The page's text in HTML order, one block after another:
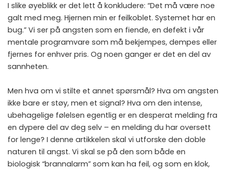
I slike øyeblikk er det lett å konkludere: “Det må være noe
galt med meg. Hjernen min er feilkoblet. Systemet har en
bug.” Vi ser på angsten som en fiende, en defekt i vår
mentale programvare som må bekjempes, dempes eller
fjernes for enhver pris. Og noen ganger er det en del av
sannheten.
Men hva om vi stilte et annet spørsmål? Hva om angsten
ikke bare er støy, men et signal? Hva om den intense,
ubehagelige følelsen egentlig er en desperat melding fra
en dypere del av deg selv – en melding du har oversett
for lenge? I denne artikkelen skal vi utforske den doble
naturen til angst. Vi skal se på den som både en
biologisk “brannalarm” som kan ha feil, og som en klok,